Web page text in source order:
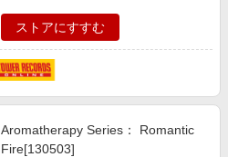
ストアにすすむ
Aromatherapy Series： Romantic
Fire[130503]